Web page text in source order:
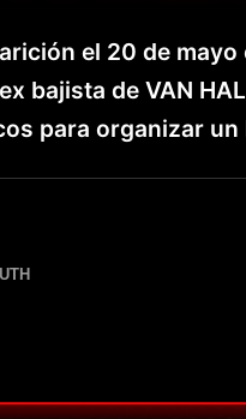
el 20 de
bajista de VAN
para organizar un